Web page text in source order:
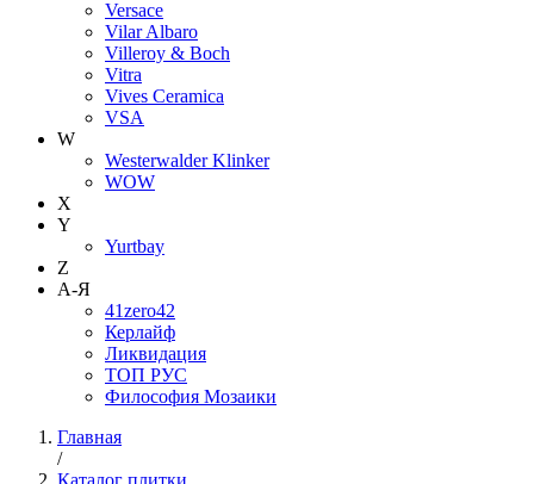
Versace
Vilar Albaro
Villeroy & Boch
Vitra
Vives Ceramica
VSA
W
Westerwalder Klinker
WOW
X
Y
Yurtbay
Z
А-Я
41zero42
Керлайф
Ликвидация
ТОП РУС
Философия Мозаики
Главная
/
Каталог плитки